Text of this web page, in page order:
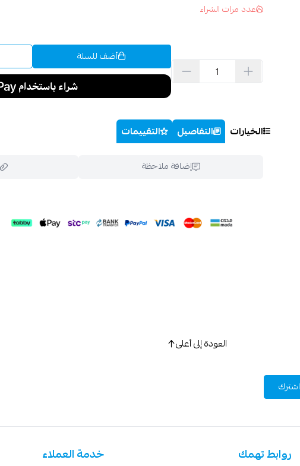
عدد مرات الشراء
أضف للسلة
الخيارات التفاصيل التقييمات
إضافة ملاحظة
اسحب و افلت الملف هنا
العودة إلى أعلى
اشترك
روابط تهمك خدمة العملاء